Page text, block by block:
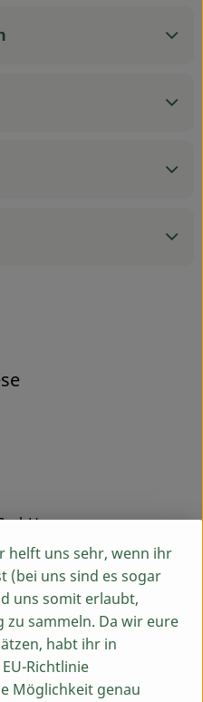
GmbH steht seit über 40
hergestellte Bio-
in eigener Produktion
Brotaufstriche, Senfe,
helft uns sehr, wenn ihr
(bei uns sind es sogar
uns somit erlaubt,
sammeln. Da wir eure
habt ihr in
Richtlinie
Möglichkeit genau